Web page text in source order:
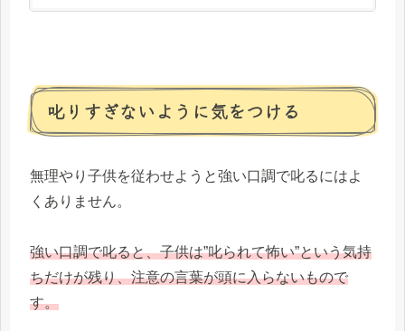
叱りすぎないように気をつける
無理やり子供を従わせようと強い口調で叱るにはよ
くありません。
強い口調で叱ると、子供は”叱られて怖い”という気持
ちだけが残り、注意の言葉が頭に入らないもので
す。